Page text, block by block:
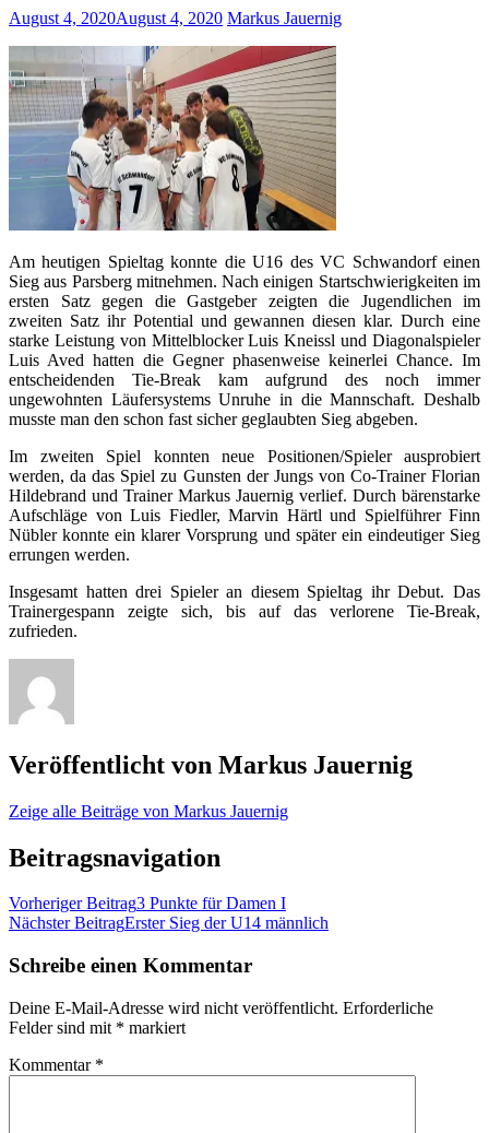
August 4, 2020August 4, 2020 Markus Jauernig
Am heutigen Spieltag konnte die U16 des VC Schwandorf einen
Sieg aus Parsberg mitnehmen. Nach einigen Startschwierigkeiten im
ersten Satz gegen die Gastgeber zeigten die Jugendlichen im
zweiten Satz ihr Potential und gewannen diesen klar. Durch eine
starke Leistung von Mittelblocker Luis Kneissl und Diagonalspieler
Luis Aved hatten die Gegner phasenweise keinerlei Chance. Im
entscheidenden Tie-Break kam aufgrund des noch immer
ungewohnten Läufersystems Unruhe in die Mannschaft. Deshalb
musste man den schon fast sicher geglaubten Sieg abgeben.
Im zweiten Spiel konnten neue Positionen/Spieler ausprobiert
werden, da das Spiel zu Gunsten der Jungs von Co-Trainer Florian
Hildebrand und Trainer Markus Jauernig verlief. Durch bärenstarke
Aufschläge von Luis Fiedler, Marvin Härtl und Spielführer Finn
Nübler konnte ein klarer Vorsprung und später ein eindeutiger Sieg
errungen werden.
Insgesamt hatten drei Spieler an diesem Spieltag ihr Debut. Das
Trainergespann zeigte sich, bis auf das verlorene Tie-Break,
zufrieden.
Veröffentlicht von Markus Jauernig
Zeige alle Beiträge von Markus Jauernig
Beitragsnavigation
Vorheriger Beitrag3 Punkte für Damen I
Nächster BeitragErster Sieg der U14 männlich
Schreibe einen Kommentar
Deine E-Mail-Adresse wird nicht veröffentlicht. Erforderliche
Felder sind mit * markiert
Kommentar *